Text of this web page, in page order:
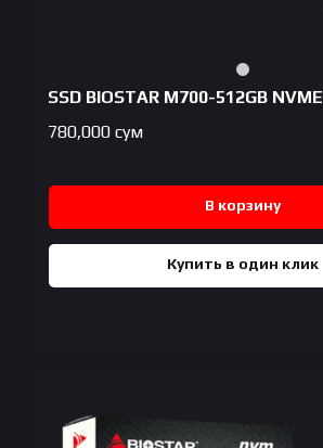
SSD BIOSTAR M700-512GB NVME
780,000 сум
В корзину
Купить в один клик